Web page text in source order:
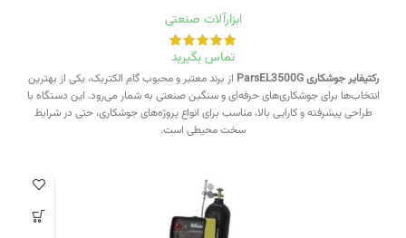
ابزارآلات صنعتی
تماس بگیرید
رکتيفایر جوشکاری ParsEL3500G
از برند معتبر و محبوب گام الکتریک، یکی از بهترین
انتخاب‌ها برای جوشکاری‌های حرفه‌ای و سنگین صنعتی به شمار می‌رود. این دستگاه با
طراحی پیشرفته و کارایی بالا، مناسب برای انواع پروژه‌های جوشکاری، حتی در شرایط
سخت محیطی است.